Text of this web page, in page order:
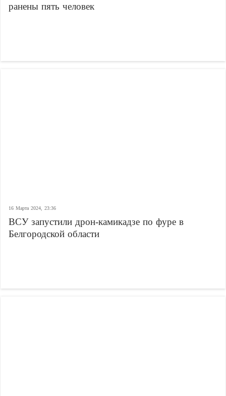
ранены пять человек
16 Марта 2024, 23:36
ВСУ запустили дрон-камикадзе по фуре в
Белгородской области